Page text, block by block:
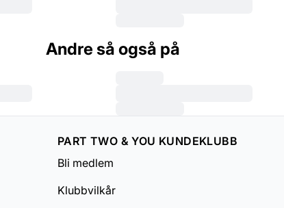
Andre så også på
PART TWO & YOU KUNDEKLUBB
Bli medlem
Klubbvilkår